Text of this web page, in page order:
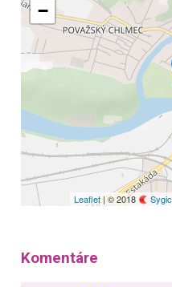
−
Leaflet| © 2018 Sygic
Komentáre